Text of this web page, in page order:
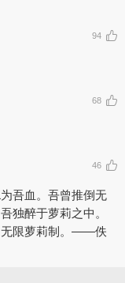
94
68
46
吾血。吾曾推倒无
独醉于萝莉之中。
无限萝莉制。——佚